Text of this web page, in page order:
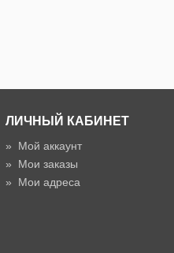
ЛИЧНЫЙ КАБИНЕТ
» Мой аккаунт
» Мои заказы
» Мои адреса